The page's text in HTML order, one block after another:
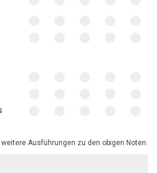
Ausführungen zu den obigen Noten.